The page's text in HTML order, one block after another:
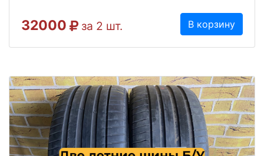
32000 за 2 шт. В корзину